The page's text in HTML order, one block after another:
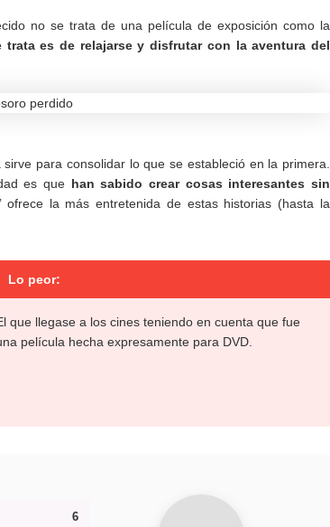
no se trata de una película de exposición como la
es de relajarse y disfrutar con la aventura del
para consolidar lo que se estableció en la primera.
es que han sabido crear cosas interesantes sin
ofrece la más entretenida de estas historias (hasta la
Lo peor:
que llegase a los cines teniendo en cuenta que fue
película hecha expresamente para DVD.
6